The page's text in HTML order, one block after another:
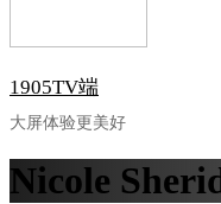
1905TV端
大屏体验更美好
Nicole